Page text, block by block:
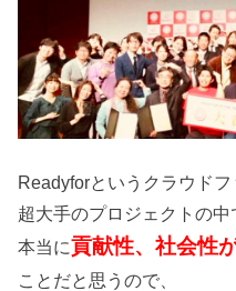
Readyforというクラウドフ
超大手のプロジェクトの中
本当に貢献性、社会性
ことだと思うので、